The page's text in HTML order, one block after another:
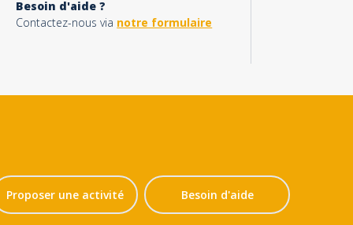
Besoin d'aide ?
Contactez-nous via notre formulaire
Proposer une activité Besoin d'aide